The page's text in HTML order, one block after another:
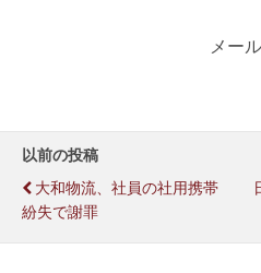
メー
以前の投稿
大和物流、社員の社用携帯
紛失で謝罪